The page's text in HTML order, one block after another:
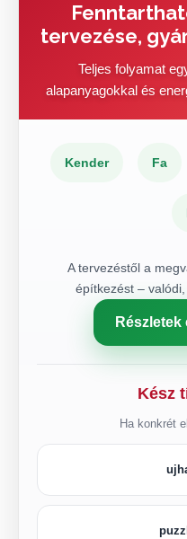
tervezése,
Teljes folyamat
alapanyagokkal és
Kender Fa
A tervezéstől a
építkezést –
Kész
Ha konkrét